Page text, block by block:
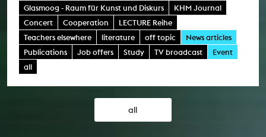
Glasmoog - Raum für Kunst und Diskurs
KHM Journal
Concert
Cooperation
LECTURE Reihe
Teachers elsewhere
literature off topic
News articles
Publications
Job offers Study TV broadcast
Event
all
all